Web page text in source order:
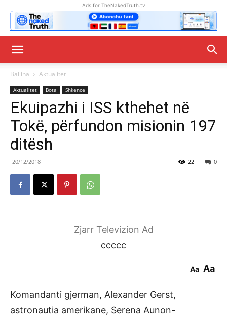
Ads for TheNakedTruth.tv
Ballina Aktualitet
Aktualitet Bota Shkence
Ekuipazhi i ISS kthehet në
Tokë, përfundon misionin 197
ditësh
20/12/2018 0
22
Zjarr Televizion Ad
ccccc
Aa Aa
Komandanti gjerman, Alexander Gerst,
astronautia amerikane, Serena Aunon-